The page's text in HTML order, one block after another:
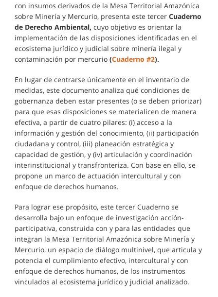
con insumos derivados de la Mesa Territorial Amazónica
sobre Minería y Mercurio, presenta este tercer Cuaderno
de Derecho Ambiental, cuyo objetivo es orientar la
implementación de las disposiciones identificadas en el
ecosistema jurídico y judicial sobre minería ilegal y
contaminación por mercurio (Cuaderno #2).
En lugar de centrarse únicamente en el inventario de
medidas, este documento analiza qué condiciones de
gobernanza deben estar presentes (o se deben priorizar)
para que esas disposiciones se materialicen de manera
efectiva, a partir de cuatro pilares: (i) acceso a la
información y gestión del conocimiento, (ii) participación
ciudadana y control, (iii) planeación estratégica y
capacidad de gestión, y (iv) articulación y coordinación
interinstitucional y transfronteriza. Con base en ello, se
propone un marco de actuación intercultural y con
enfoque de derechos humanos.
Para lograr ese propósito, este tercer Cuaderno se
desarrolla bajo un enfoque de investigación acción-
participativa, construida con y para las entidades que
integran la Mesa Territorial Amazónica sobre Minería y
Mercurio, un espacio de diálogo multinivel, que articula y
potencia el cumplimiento efectivo, intercultural y con
enfoque de derechos humanos, de los instrumentos
vinculados al ecosistema jurídico y judicial analizado.